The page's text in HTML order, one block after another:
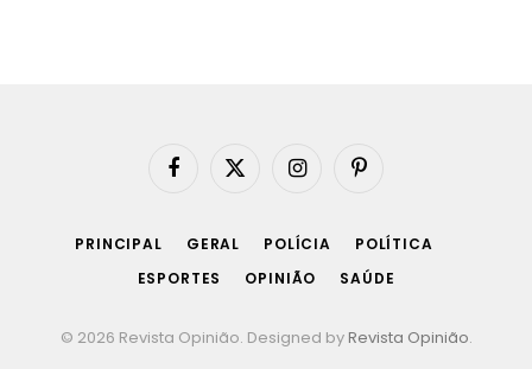
Facebook
X
InstagramPinterest
PRINCIPAL GERAL POLÍCIA
POLÍTICA
ESPORTES
OPINIÃO SAÚDE
© 2026 Revista Opinião. Designed by Revista Opinião.